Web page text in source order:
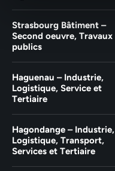
Strasbourg Bâtiment –
Second oeuvre, Travaux
publics
Haguenau – Industrie,
Logistique, Service et
Tertiaire
Hagondange – Industrie,
Logistique, Transport,
Services et Tertiaire